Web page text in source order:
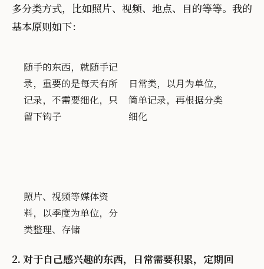
多分类方式，比如照片、视频、地点、目的等等。我的
基本原则如下：
随手的东西，就随手记
录，重要的是每天有所
记录，不需要细化，只
留下钩子
日常类，以月为单位，
简单记录，再根据分类
细化
照片、视频等媒体资
料，以季度为单位，分
类整理、存储
2. 对于自己感兴趣的东西，日常需要积累，定期回